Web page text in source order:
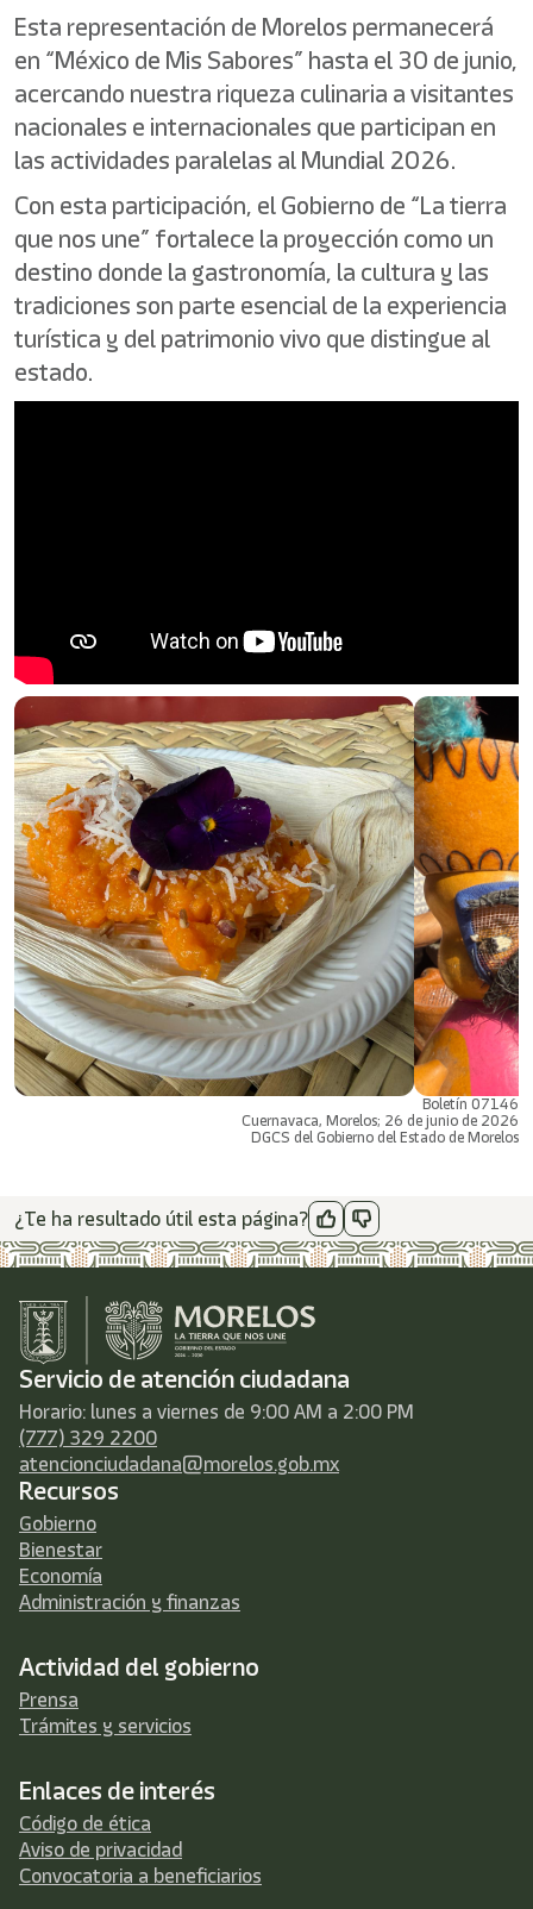
Esta representación de Morelos permanecerá
en “México de Mis Sabores” hasta el 30 de junio,
acercando nuestra riqueza culinaria a visitantes
nacionales e internacionales que participan en
las actividades paralelas al Mundial 2026.
Con esta participación, el Gobierno de “La tierra
que nos une” fortalece la proyección como un
destino donde la gastronomía, la cultura y las
tradiciones son parte esencial de la experiencia
turística y del patrimonio vivo que distingue al
estado.
Boletín 07146
Cuernavaca, Morelos; 26 de junio de 2026
DGCS del Gobierno del Estado de Morelos
¿Te ha resultado útil esta página?
Servicio de atención ciudadana
Horario: lunes a viernes de 9:00 AM a 2:00 PM
(777) 329 2200
atencionciudadana@morelos.gob.mx
Recursos
Gobierno
Bienestar
Economía
Administración y finanzas
Actividad del gobierno
Prensa
Trámites y servicios
Enlaces de interés
Código de ética
Aviso de privacidad
Convocatoria a beneficiarios